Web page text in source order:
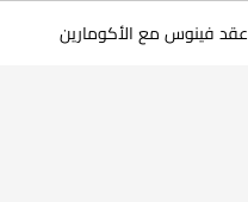
عقد فينوس مع الأكومارين